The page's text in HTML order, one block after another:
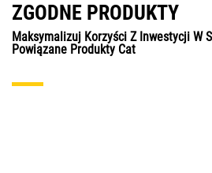
ZGODNE PRODUKTY
Maksymalizuj Korzyści Z Inwestycji W
Powiązane Produkty Cat